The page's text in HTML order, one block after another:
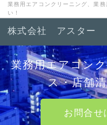
業務用エアコンクリーニング、業
い！
株式会社 アスター
業務用エアコン
ス・店舗
お問合せ